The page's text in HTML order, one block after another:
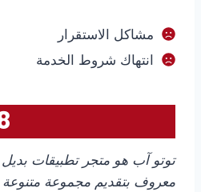
مشاكل الاستقرار
انتهاك شروط الخدمة
توتو آب هو متجر تطبيقات بديل
معروف بتقديم مجموعة متنوعة